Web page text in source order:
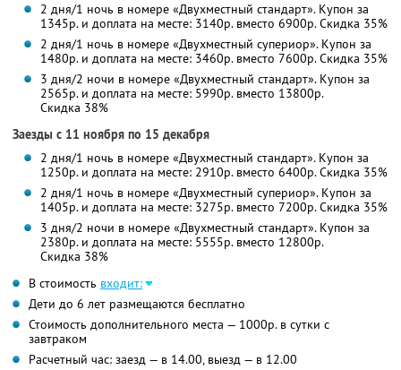
2 дня/1 ночь в номере «Двухместный стандарт». Купон за
1345р. и доплата на месте: 3140р. вместо 6900р.Скидка 35%
2 дня/1 ночь в номере «Двухместный супериор». Купон за
1480р. и доплата на месте: 3460р. вместо 7600р.Скидка 35%
3 дня/2 ночи в номере «Двухместный стандарт». Купон за
2565р. и доплата на месте: 5990р. вместо 13800р.
Скидка 38%
Заезды с 11 ноября по 15 декабря
2 дня/1 ночь в номере «Двухместный стандарт». Купон за
1250р. и доплата на месте: 2910р. вместо 6400р.Скидка 35%
2 дня/1 ночь в номере «Двухместный супериор». Купон за
1405р. и доплата на месте: 3275р. вместо 7200р.Скидка 35%
3 дня/2 ночи в номере «Двухместный стандарт». Купон за
2380р. и доплата на месте: 5555р. вместо 12800р.
Скидка 38%
В стоимость входит:
Дети до 6 лет размещаются бесплатно
Стоимость дополнительного места — 1000р. в сутки с
завтраком
Расчетный час: заезд — в 14.00, выезд — в 12.00